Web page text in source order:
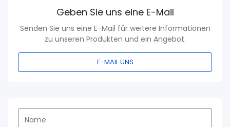
Geben Sie uns eine E-Mail
Senden Sie uns eine E-Mail für weitere Informationen
zu unseren Produkten und ein Angebot.
E-MAIL UNS